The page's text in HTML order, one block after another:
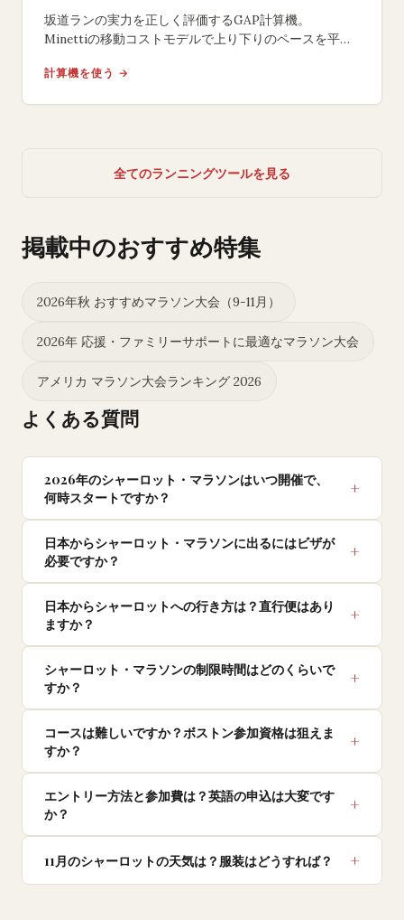
坂道ランの実力を正しく評価するGAP計算機。
Minettiの移動コストモデルで上り下りのペースを平地
無料ツール。
計算機を使う →
全てのランニングツールを見る
掲載中のおすすめ特集
2026年秋 おすすめマラソン大会（9-11月）
2026年 応援・ファミリーサポートに最適なマラソン大会
アメリカ マラソン大会ランキング 2026
よくある質問
2026年のシャーロット・マラソンはいつ開催で、
何時スタートですか？
日本からシャーロット・マラソンに出るにはビザが
必要ですか？
日本からシャーロットへの行き方は？直行便はあり
ますか？
シャーロット・マラソンの制限時間はどのくらいで
すか？
コースは難しいですか？ボストン参加資格は狙えま
すか？
エントリー方法と参加費は？英語の申込は大変です
か？
11月のシャーロットの天気は？服装はどうすれば？